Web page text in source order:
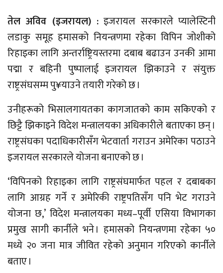
तेल अविव (इजरायल) : इजरायल सरकारले प्यालेस्टिनी
लडाकु समूह हमासको नियन्त्रणमा रहेका विपिन जोशीको
रिहाइका लागि अन्तर्राष्ट्रियस्तरमा दबाब बढाउन उनकी आमा
पद्मा र बहिनी पुष्पालाई इजरायल झिकाउने र संयुक्त
राष्ट्रसंघसम्म पु¥याउने तयारी गरेको छ ।
उनीहरूको भिसालगायतका कागजातको काम सकिएको र
छिट्टै झिकाइने विदेश मन्त्रालयका अधिकारीले बताएका छन् ।
राष्ट्रसंघका पदाधिकारीसँग भेटवार्ता गराउन अमेरिका पठाउने
इजरायल सरकारले योजना बनाएको छ ।
‘विपिनको रिहाइका लागि राष्ट्रसंघमार्फत पहल र दबाबका
लागि आग्रह गर्ने र अमेरिकी राष्ट्रपतिसँग पनि भेट गराउने
योजना छ,’ विदेश मन्त्रालयका मध्य–पूर्वी एसिया विभागका
प्रमुख सागी कार्नीले भने । हमासको नियन्त्रणमा रहेका ५०
मध्ये २० जना मात्र जीवित रहेको अनुमान गरिएको कार्नीले
बताए ।